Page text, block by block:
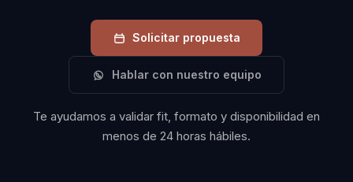
Solicitar propuesta
Hablar con nuestro equipo
Te ayudamos a validar fit, formato y disponibilidad en
menos de 24 horas hábiles.